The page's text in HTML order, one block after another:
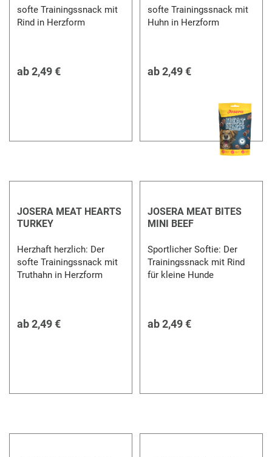
softe Trainingssnack mit
Rind in Herzform
ab2,49 €
softe Trainingssnack mit
Huhn in Herzform
ab2,49 €
JOSERA MEAT HEARTS
TURKEY
Herzhaft herzlich: Der
softe Trainingssnack mit
Truthahn in Herzform
ab2,49 €
JOSERA MEAT BITES
MINI BEEF
Sportlicher Softie: Der
Trainingssnack mit Rind
für kleine Hunde
ab2,49 €